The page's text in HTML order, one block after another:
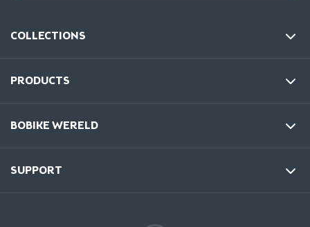
COLLECTIONS
PRODUCTS
BOBIKE WERELD
SUPPORT